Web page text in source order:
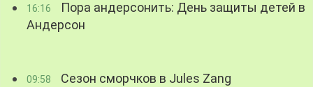
16:16
Пора андерсонить: День защиты детей в
Андерсон
09:58 Сезон сморчков в Jules Zang